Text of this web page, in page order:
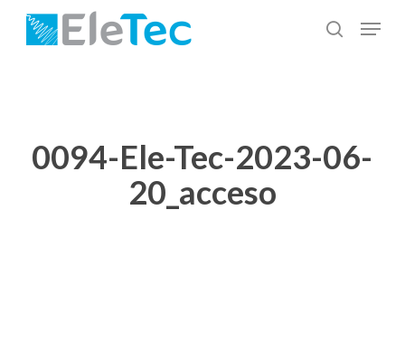
Salta
cerca
Menu
0094-Ele-Tec-2023-06-
20_acceso